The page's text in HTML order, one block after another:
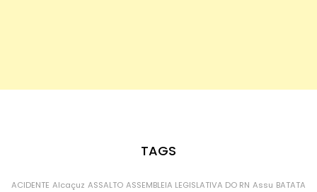
TAGS
ACIDENTE Alcaçuz ASSALTO ASSEMBLEIA LEGISLATIVA DO RN Assu BATATA